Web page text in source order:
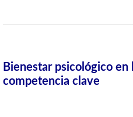
Bienestar psicológico en
competencia clave